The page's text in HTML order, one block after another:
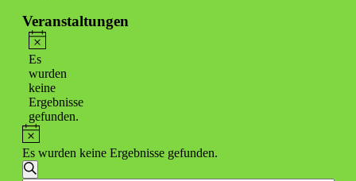
Veranstaltungen
Hinweis
Es
wurden
keine
Ergebnisse
gefunden.
Hinweis
Es wurden keine Ergebnisse gefunden.
Veranstaltungen